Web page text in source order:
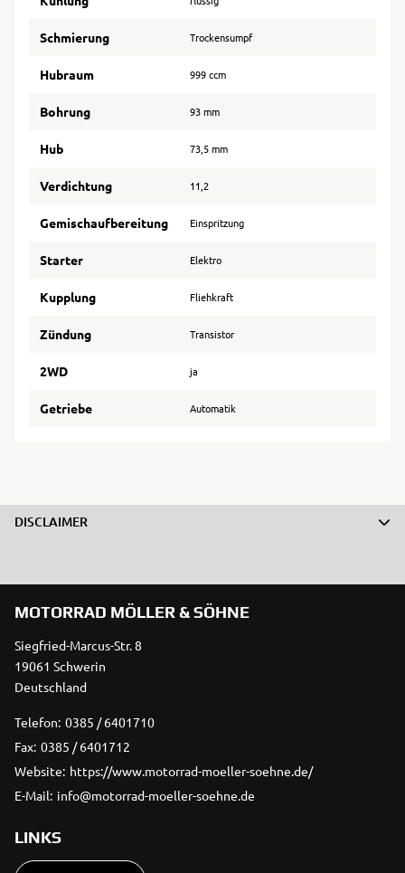
Schmierung Trockensumpf
Hubraum 999 ccm
Bohrung 93 mm
Hub 73,5 mm
Verdichtung 11,2
Gemischaufbereitung Einspritzung
Starter Elektro
Kupplung Fliehkraft
Zündung Transistor
2WD ja
Getriebe Automatik
DISCLAIMER
MOTORRAD MÖLLER & SÖHNE
Siegfried-Marcus-Str. 8
19061 Schwerin
Deutschland
Telefon: 0385 / 6401710
Fax: 0385 / 6401712
Website: https://www.motorrad-moeller-soehne.de/
E-Mail: info@motorrad-moeller-soehne.de
LINKS